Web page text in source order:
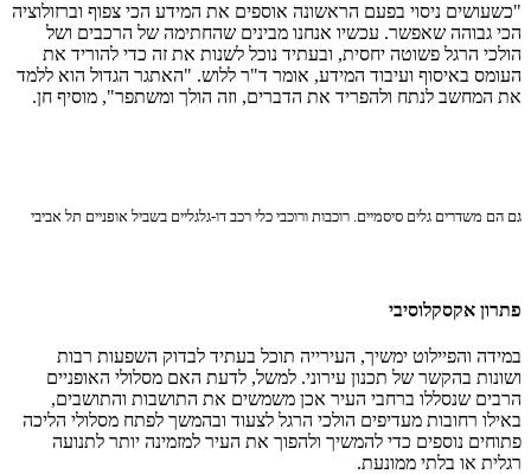
"כשעושים ניסוי בפעם הראשונה אוספים את המידע הכי צפוף וברזולוציה
הכי גבוהה שאפשר. עכשיו אנחנו מבינים שהחתימה של הרכבים ושל
הולכי הרגל פשוטה יחסית, ובעתיד נוכל לשנות את זה כדי להוריד את
העומס באיסוף ועיבוד המידע, אומר ד"ר ללוש. "האתגר הגדול הוא ללמד
את המחשב לנתח ולהפריד את הדברים, וזה הולך ומשתפר", מוסיף חן.
גם הם משדרים גלים סיסמיים. רוכבות ורוכבי כלי רכב דו-גלגליים בשביל אופניים תל אביבי
פתרון אקסקלוסיבי
במידה והפיילוט ימשיך, העירייה תוכל בעתיד לבדוק השפעות רבות
ושונות בהקשר של תכנון עירוני. למשל, לדעת האם מסלולי האופניים
הרבים שנסללו ברחבי העיר אכן משמשים את התושבות והתושבים,
באילו רחובות מעדיפים הולכי הרגל לצעוד ובהמשך לפתח מסלולי הליכה
פתוחים נוספים כדי להמשיך ולהפוך את העיר למזמינה יותר לתנועה
רגלית או בלתי ממונעת.